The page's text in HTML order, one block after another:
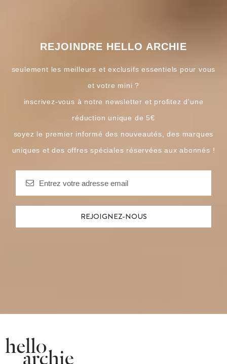
REJOINDRE HELLO ARCHIE
seulement les meilleurs et exclusifs essentiels pour vous
et votre mini ?
inscrivez-vous à notre newsletter et profitez d'une
réduction unique de 5€
soyez le premier informé des nouveautés, des marques
uniques et des offres spéciales réservées aux abonnés !